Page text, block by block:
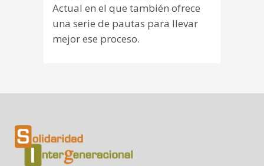
Actual en el que también ofrece
una serie de pautas para llevar
mejor ese proceso.